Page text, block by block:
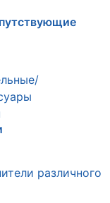
различного